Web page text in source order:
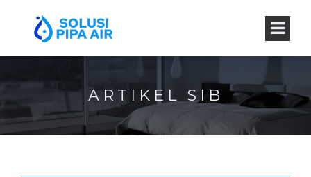
ARTIKEL SIB